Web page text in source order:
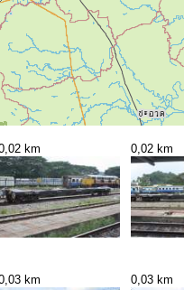
km 0,02 km
km 0,03 km